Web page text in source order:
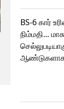
BS-6 கார்
நிம்மதி...
ஆண்டுகளாக